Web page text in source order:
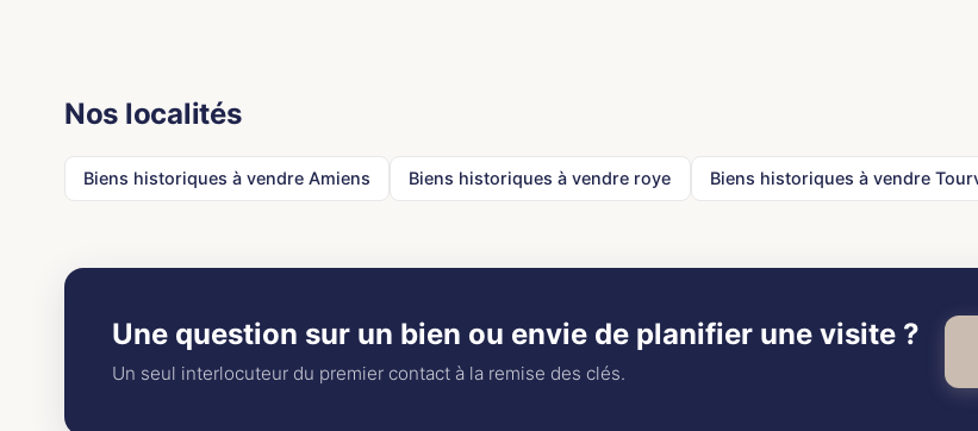
Nos localités
Biens historiques à vendre Amiens Biens historiques à vendre roye Biens historiques à vendre
Une question sur un bien ou envie de planifier une visite ?
Un seul interlocuteur du premier contact à la remise des clés.